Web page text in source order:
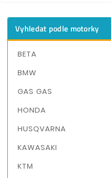
Vyhledat podle motorky
BETA
BMW
GAS GAS
HONDA
HUSQVARNA
KAWASAKI
KTM